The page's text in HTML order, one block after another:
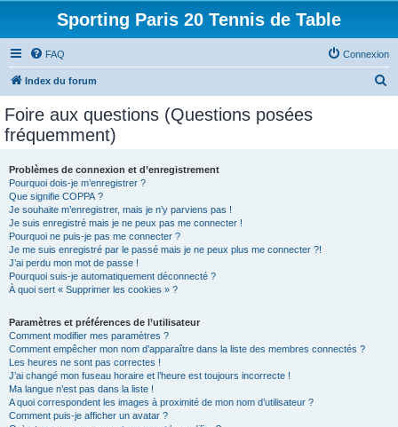
Sporting Paris 20 Tennis de Table
FAQ Connexion
Index du forum
Foire aux questions (Questions posées
fréquemment)
Problèmes de connexion et d’enregistrement
Pourquoi dois-je m’enregistrer ?
Que signifie COPPA ?
Je souhaite m’enregistrer, mais je n’y parviens pas !
Je suis enregistré mais je ne peux pas me connecter !
Pourquoi ne puis-je pas me connecter ?
Je me suis enregistré par le passé mais je ne peux plus me connecter ?!
J’ai perdu mon mot de passe !
Pourquoi suis-je automatiquement déconnecté ?
À quoi sert « Supprimer les cookies » ?
Paramètres et préférences de l’utilisateur
Comment modifier mes paramètres ?
Comment empêcher mon nom d’apparaître dans la liste des membres connectés ?
Les heures ne sont pas correctes !
J’ai changé mon fuseau horaire et l’heure est toujours incorrecte !
Ma langue n’est pas dans la liste !
A quoi correspondent les images à proximité de mon nom d’utilisateur ?
Comment puis-je afficher un avatar ?